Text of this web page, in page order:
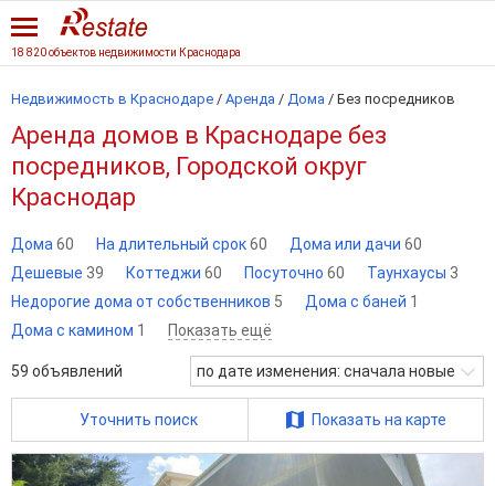
18 820 объектов недвижимости Краснодара
Недвижимость в Краснодаре / Аренда / Дома / Без посредников
Аренда домов в Краснодаре без
посредников, Городской округ
Краснодар
Дома 60 На длительный срок60 Дома или дачи 60
Дешевые 39 Коттеджи 60 Посуточно 60 Таунхаусы 3
Недорогие дома от собственников 5 Дома с баней 1
Дома с камином 1 Показать ещё
59 объявлений по дате изменения: сначала новые
Уточнить поиск Показать на карте